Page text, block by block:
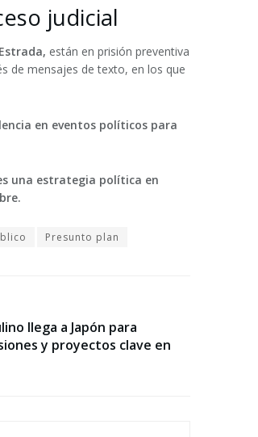
judicial
, están en prisión preventiva
de mensajes de texto, en los que
en eventos políticos para
una estrategia política en
Presunto plan
llega a Japón para
y proyectos clave en